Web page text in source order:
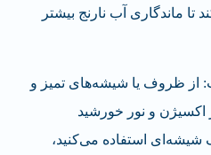
تا ماندگاری آب نارنج بیشتر
از ظروف یا شیشه‌های تمیز و
اکسیژن و نور خورشید
استفاده می‌کنید،